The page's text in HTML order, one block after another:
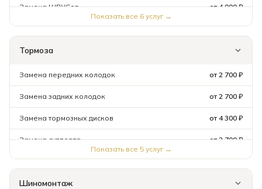
Замена ШРУСов от 4 000 ₽
Замена ступичного подшипника от 3 500 ₽
Сход-развал (3D) от 6 900 ₽
Показать все 6услуг →
Тормоза
Замена передних колодок от 2 700 ₽
Замена задних колодок от 2 700 ₽
Замена тормозных дисков от 4 300 ₽
Замена суппорта от 2 700 ₽
Прокачка тормозов от 3 200 ₽
Показать все 5услуг →
Шиномонтаж